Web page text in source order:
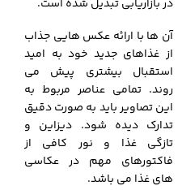
در بازاریابی تبدیل شده است.
آن ها با ارائه عکس هایی جذاب
از غذاهای جدید خود به امید
استقبال بیشتری پیش می
روند. تمامی عناصر مربوط به
این تصاویر باید به صورت دقیق
تدارک دیده شود. دیزاین و
تازگی غذا و نور کافی از
فاکتورهای مهم در عکاسی
های غذا می باشد.